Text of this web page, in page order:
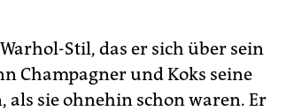
Stil, das er sich über sein
Champagner und Koks seine
sie ohnehin schon waren. Er